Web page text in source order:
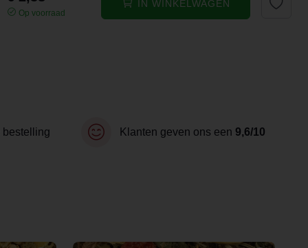
Op voorraad
IN WINKELWAGEN
bestelling Klanten geven ons een 9,6/10